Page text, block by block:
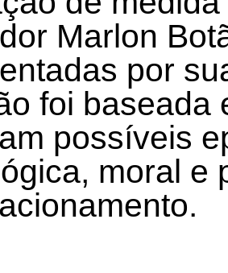
Marlon
por
foi baseada
possíveis
moral e